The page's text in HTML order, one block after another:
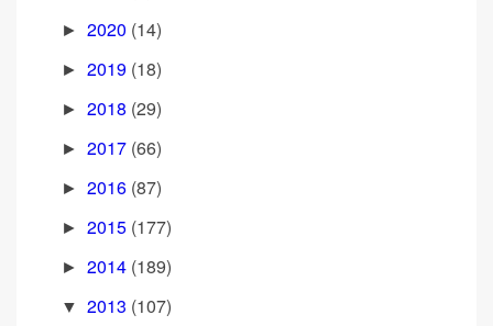
► 2020 (14)
► 2019 (18)
► 2018 (29)
► 2017 (66)
► 2016 (87)
► 2015 (177)
► 2014 (189)
▼ 2013 (107)